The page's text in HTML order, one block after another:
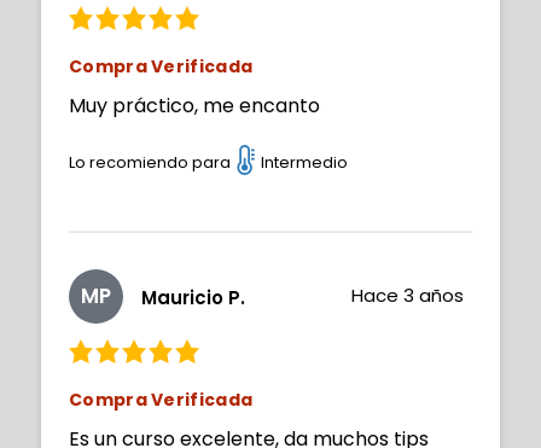
Compra Verificada
Muy práctico, me encanto
Lo recomiendo para Intermedio
MP Mauricio P. Hace 3 años
Compra Verificada
Es un curso excelente, da muchos tips